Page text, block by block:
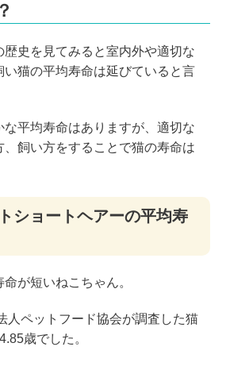
史を見てみると室内外や適切な
猫の平均寿命は延びていると言
平均寿命はありますが、適切な
、飼い方をすることで猫の寿命は
ショートヘアーの平均寿
が短いねこちゃん。
人ペットフード協会が調査した猫
歳でした。